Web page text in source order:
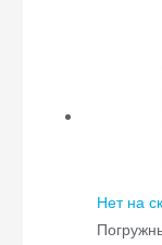
Нет на